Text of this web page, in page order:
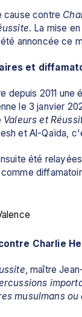
cause contre
. La mise
annoncée ce
et
depuis 2011
le 3 janvier
Valeurs et
et Al-Qaïda,
été
Charlie
, maître
musulmans